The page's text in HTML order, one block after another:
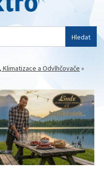
Hledat
Klimatizace a Odvlhčovače »